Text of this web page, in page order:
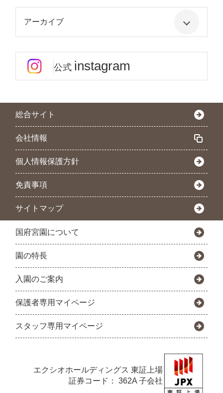
アーカイブ
公式 instagram
総合サイト
会社情報
個人情報保護方針
免責事項
サイトマップ
国府宮園について
園の特長
入園のご案内
保護者専用マイページ
スタッフ専用マイページ
エクシオホールディングス 東証上場
証券コード： 362A 子会社